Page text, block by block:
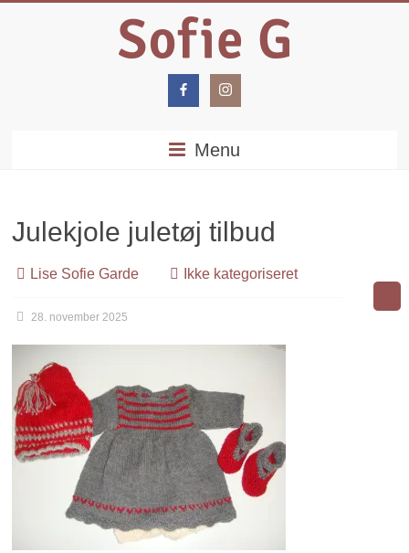
Menu
Julekjole juletøj tilbud
Lise Sofie Garde Ikke kategoriseret
28. november 2025